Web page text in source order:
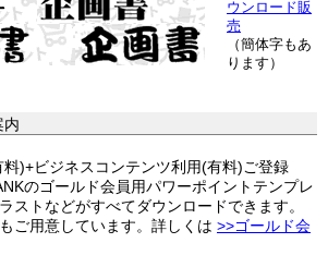
ウンロード販
売
（簡体字もあ
ります）
内
)+ビジネスコンテンツ利用(有料)ご登録
のゴールド会員用パワーポイントテンプレ
ストなどがすべてダウンロードできます。
ご用意しています。詳しくは >>ゴールド会